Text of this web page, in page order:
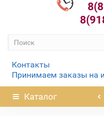
Контакты
Принимаем заказы на
Каталог